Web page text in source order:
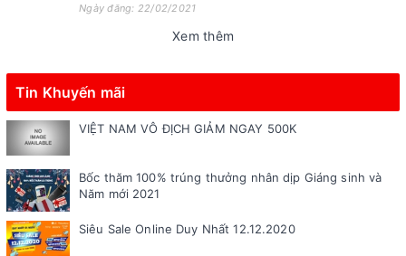
Ngày đăng: 22/02/2021
Xem thêm
Tin Khuyến mãi
VIỆT NAM VÔ ĐỊCH GIẢM NGAY 500K
Bốc thăm 100% trúng thưởng nhân dịp Giáng sinh và
Năm mới 2021
Siêu Sale Online Duy Nhất 12.12.2020